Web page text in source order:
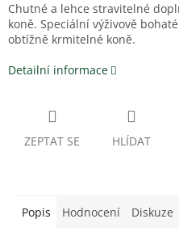
Chutné a lehce stravitelné
koně. Speciální výživově
obtížně krmitelné koně.
Detailní informace
ZEPTAT SE HLÍDAT
Popis Hodnocení Diskuze